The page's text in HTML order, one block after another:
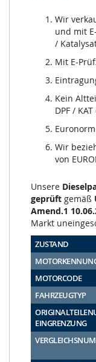
Wir
und mit
/
Mit E-
Kein
DPF /
Wir
von
Unsere
geprüft gemäß
Amend.1
Markt
ZUSTAND
MOTORCODE
FAHRZEUGTYP
EINGRENZUNG